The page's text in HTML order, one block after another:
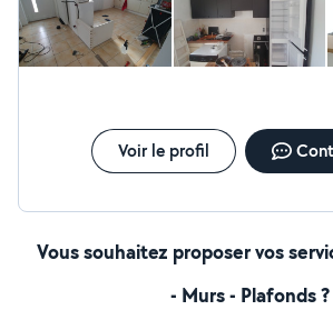
Voir le profil
Vous souhaitez proposer vos
- Murs - Plafonds ?